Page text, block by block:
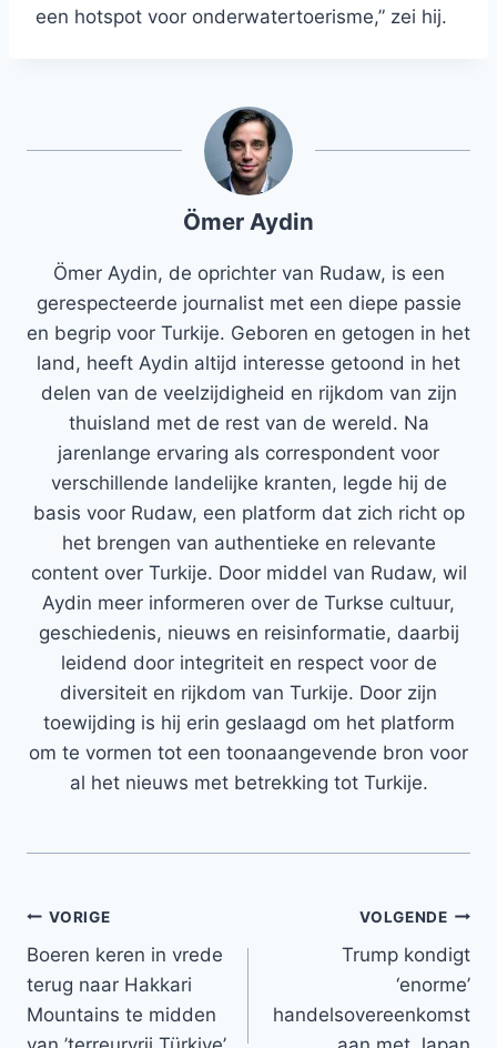
een hotspot voor onderwatertoerisme,” zei hij.
Ömer Aydin
Ömer Aydin, de oprichter van Rudaw, is een
gerespecteerde journalist met een diepe passie
en begrip voor Turkije. Geboren en getogen in het
land, heeft Aydin altijd interesse getoond in het
delen van de veelzijdigheid en rijkdom van zijn
thuisland met de rest van de wereld. Na
jarenlange ervaring als correspondent voor
verschillende landelijke kranten, legde hij de
basis voor Rudaw, een platform dat zich richt op
het brengen van authentieke en relevante
content over Turkije. Door middel van Rudaw, wil
Aydin meer informeren over de Turkse cultuur,
geschiedenis, nieuws en reisinformatie, daarbij
leidend door integriteit en respect voor de
diversiteit en rijkdom van Turkije. Door zijn
toewijding is hij erin geslaagd om het platform
om te vormen tot een toonaangevende bron voor
al het nieuws met betrekking tot Turkije.
Bericht
navigatie
VORIGE
Boeren keren in vrede
terug naar Hakkari
Mountains te midden
VOLGENDE
Trump kondigt
‘enorme’
handelsovereenkomst